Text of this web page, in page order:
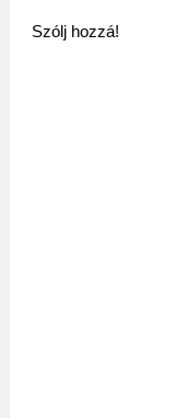
Szólj hozzá!